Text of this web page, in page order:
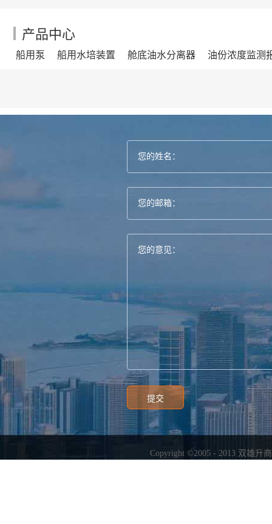
产品中心
船用泵 船用水培装置 舱底油水分离器 油份浓度监测
Copyright ©2005 - 2013 双雄升